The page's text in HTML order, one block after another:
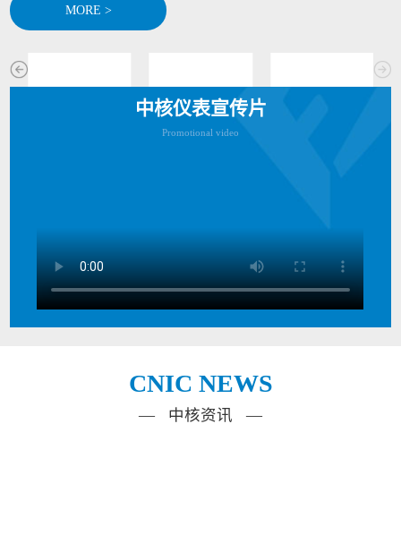
MORE >
中核仪表宣传片
Promotional video
CNIC NEWS
— 中核资讯 —